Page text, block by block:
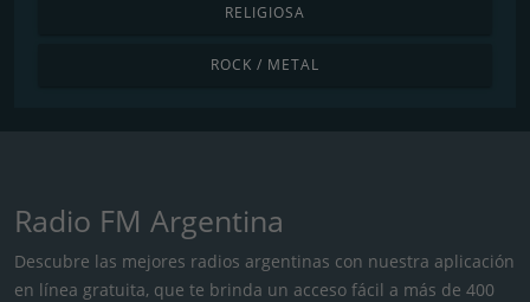
RELIGIOSA
ROCK / METAL
Radio FM Argentina
Descubre las mejores radios argentinas con nuestra aplicación
en línea gratuita, que te brinda un acceso fácil a más de 400